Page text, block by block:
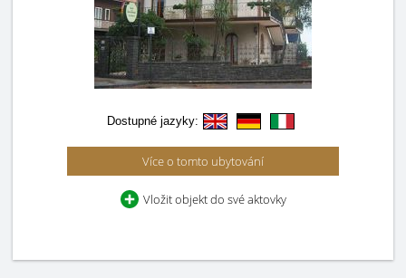
Dostupné jazyky:
Více o tomto ubytování
Vložit objekt do své aktovky